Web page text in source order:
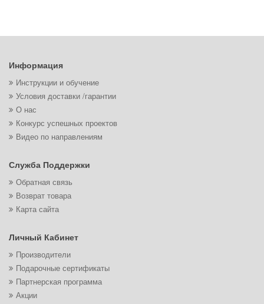
Информация
Инструкции и обучение
Условия доставки /гарантии
О нас
Конкурс успешных проектов
Видео по направлениям
Служба Поддержки
Обратная связь
Возврат товара
Карта сайта
Личный Кабинет
Производители
Подарочные сертификаты
Партнерская программа
Акции